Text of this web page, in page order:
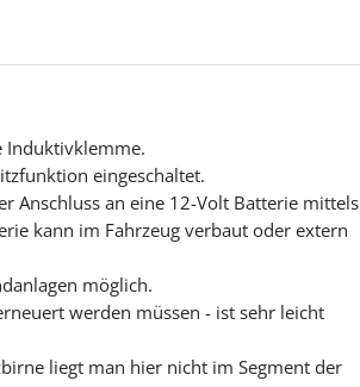
Induktivklemme.
eingeschaltet.
Anschluss an eine 12-Volt Batterie mittels
kann im Fahrzeug verbaut oder extern
möglich.
werden müssen - ist sehr leicht
liegt man hier nicht im Segment der